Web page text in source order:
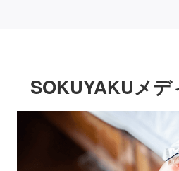
SOKUYAKUメ